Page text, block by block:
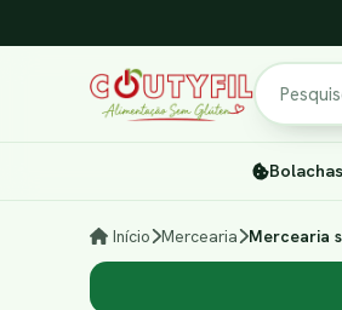
Pesquisar
Início Mercearia Mercearia